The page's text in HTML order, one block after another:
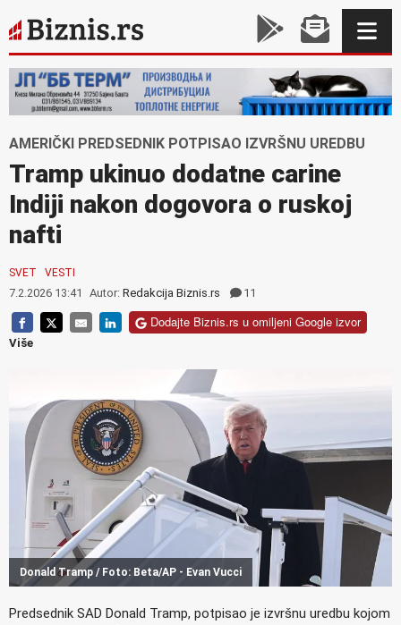
AMERIČKI PREDSEDNIK POTPISAO IZVRŠNU UREDBU
Tramp ukinuo dodatne carine
Indiji nakon dogovora o ruskoj
nafti
SVET VESTI
7.2.2026 13:41 Autor: Redakcija Biznis.rs 11
Dodajte Biznis.rs u omiljeni Google izvor
Više
Donald Tramp / Foto: Beta/AP - Evan Vucci
Predsednik SAD Donald Tramp, potpisao je izvršnu uredbu kojom